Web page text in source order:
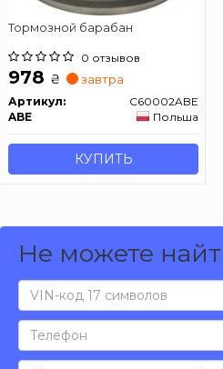
Тормозной барабан
0 отзывов
978 ₴ завтра
Артикул:
C60002ABE
ABE
Польша
КУПИТЬ
Не можете